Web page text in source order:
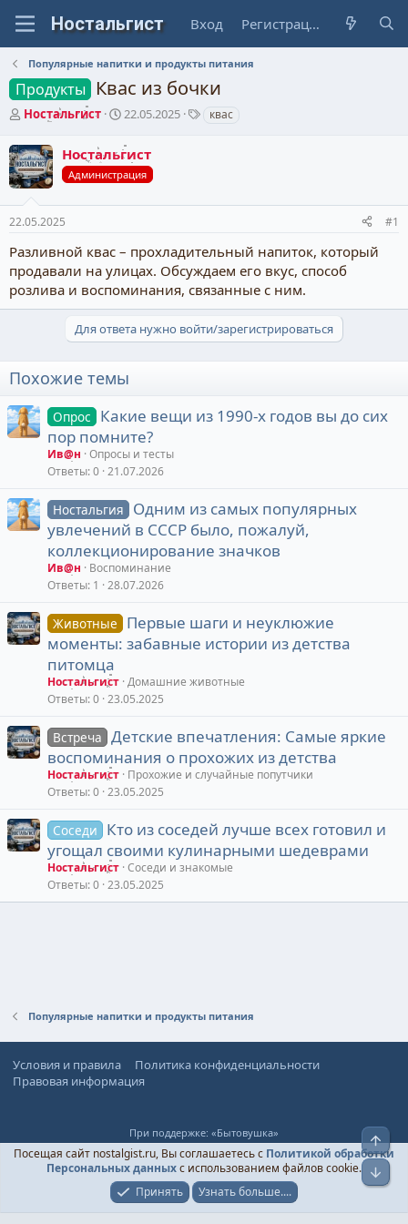
Вход Регистрация
Популярные напитки и продукты питания
Продукты Квас из бочки
А
т
о
р
м
Ностальгист
Д
т
а
н
ч
22.05.2025 квас
Ностальгист
Администрация
22.05.2025 #1
Разливной квас – прохладительный напиток, который
продавали на улицах. Обсуждаем его вкус, способ
розлива и воспоминания, связанные с ним.
Для ответа нужно войти/зарегистрироваться
Похожие темы
Опрос
Какие вещи из 1990-х годов вы до сих
пор помните?
Ив@н Опросы и тесты
Ответы 0 21.07.2026
Ностальгия
Одним из самых популярных
увлечений в СССР было, пожалуй,
коллекционирование значков
Ив@н
Воспоминание
Ответы 1 28.07.2026
Животные
Первые шаги и неуклюжие
моменты: забавные истории из детства
питомца
Ностальгист Домашние животные
Ответы 0 23.05.2025
Встреча Детские впечатления: Самые яркие
воспоминания о прохожих из детства
Ностальгист Прохожие и случайные попутчики
Ответы 0 23.05.2025
Соседи
Кто из соседей лучше всех готовил и
угощал своими кулинарными шедеврами
Ностальгист Соседи и знакомые
Ответы 0 23.05.2025
Популярные напитки и продукты питания
Условия и правила
Политика конфиденциальности
Правовая информация
При поддержке: «Бытовушка»
© Ностальгист, 2024-2026
Посещая сайт nostalgist.ru, Вы соглашаетесь с Политикой обработки
Персональных данныхс использованием файлов cookie.
Принять
Узнать больше....
Верх